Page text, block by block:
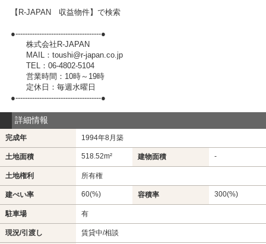
【R-JAPAN 収益物件】で検索
●------------------------------------●
株式会社R-JAPAN
MAIL：toushi@r-japan.co.jp
TEL：06-4802-5104
営業時間：10時～19時
定休日：毎週水曜日
●------------------------------------●
詳細情報
完成年 1994年8月築
土地面積 518.52m² 建物面積 -
土地権利 所有権
建ぺい率 60(%) 容積率 300(%)
駐車場 有
現況/引渡し 賃貸中/相談